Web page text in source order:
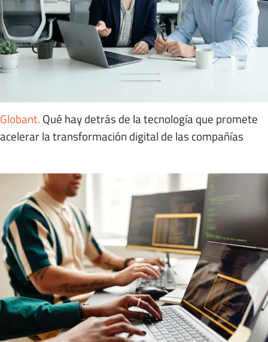
Globant. Qué hay detrás de la tecnología que promete
acelerar la transformación digital de las compañías